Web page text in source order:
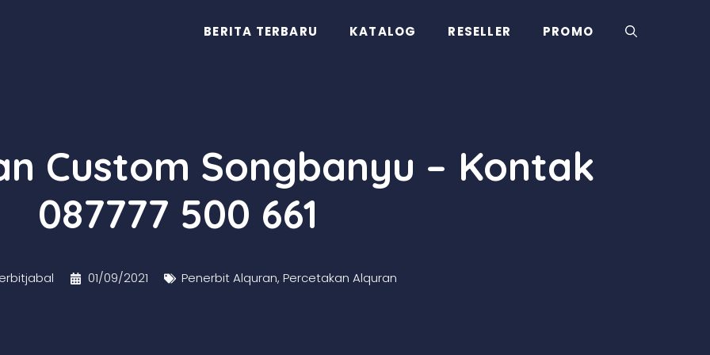
BERITA TERBARU KATALOG RESELLER PROMO
Custom Songbanyu – Kontak
087777 500 661
01/09/2021 Penerbit Alquran,Percetakan Alquran